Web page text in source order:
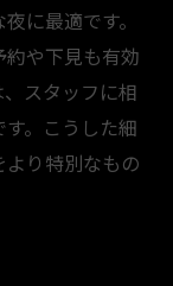
に最適です。
や下見も有効
スタッフに相
。こうした細
り特別なもの